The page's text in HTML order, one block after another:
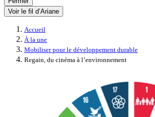
Voir le fil d’Ariane
Accueil
À la une
Mobiliser pour le développement durable
Regain, du cinéma à l’environnement